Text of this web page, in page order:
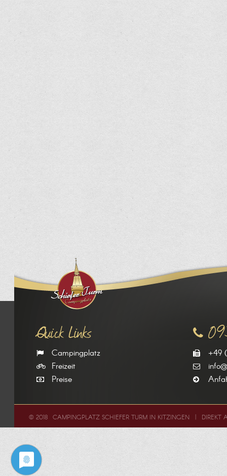
Quick Links
Campingplatz
Freizeit
Preise
+49
© 2018 CAMPINGPLATZ SCHIEFER TURM IN KITZINGEN DIREKT